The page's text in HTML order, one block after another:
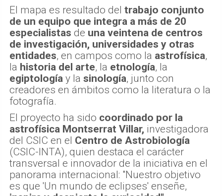
El mapa es resultado del trabajo conjunto
de un equipo que integra a más de 20
especialistas de una veintena de centros
de investigación, universidades y otras
entidades, en campos como la astrofísica,
la historia del arte, la etnología, la
egiptología y la sinología, junto con
creadores en ámbitos como la literatura o la
fotografía.
El proyecto ha sido coordinado por la
astrofísica Montserrat Villar, investigadora
del CSIC en el Centro de Astrobiología
(CSIC-INTA), quien destaca el carácter
transversal e innovador de la iniciativa en el
panorama internacional: "Nuestro objetivo
es que 'Un mundo de eclipses' enseñe,